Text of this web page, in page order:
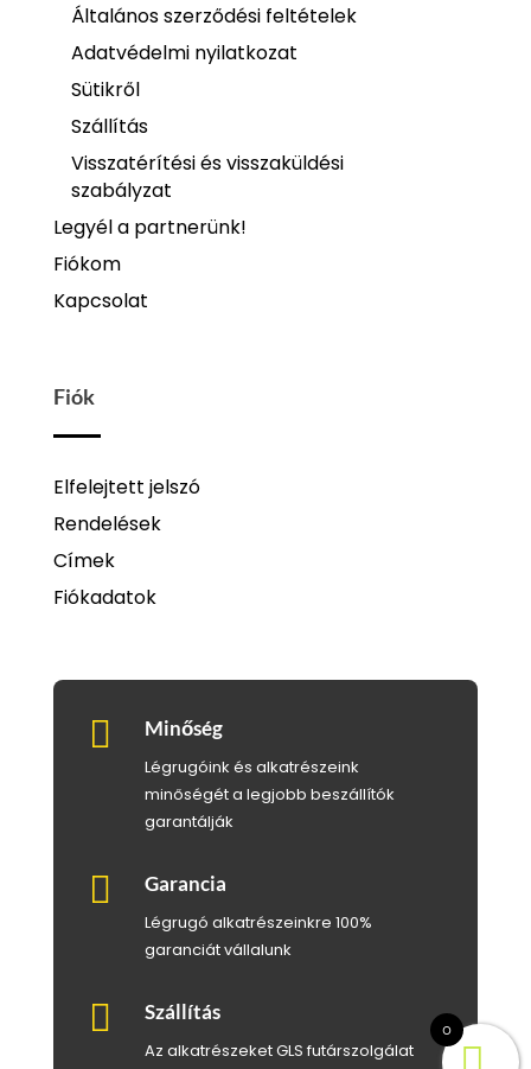
Általános szerződési feltételek
Adatvédelmi nyilatkozat
Sütikről
Szállítás
Visszatérítési és visszaküldési
szabályzat
Legyél a partnerünk!
Fiókom
Kapcsolat
Fiók
Elfelejtett jelszó
Rendelések
Címek
Fiókadatok
 Minőség
Légrugóink és alkatrészeink
minőségét a legjobb beszállítók
garantálják
 Garancia
Légrugó alkatrészeinkre 100%
garanciát vállalunk
 Szállítás
Az alkatrészeket GLS futárszolgálat
0